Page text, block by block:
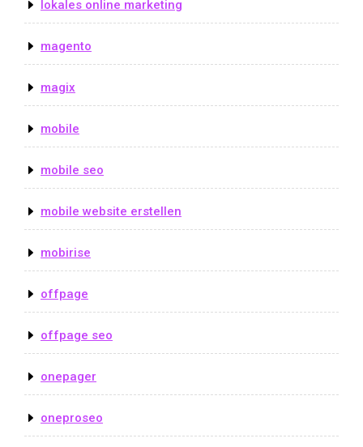
lokales online marketing
magento
magix
mobile
mobile seo
mobile website erstellen
mobirise
offpage
offpage seo
onepager
oneproseo